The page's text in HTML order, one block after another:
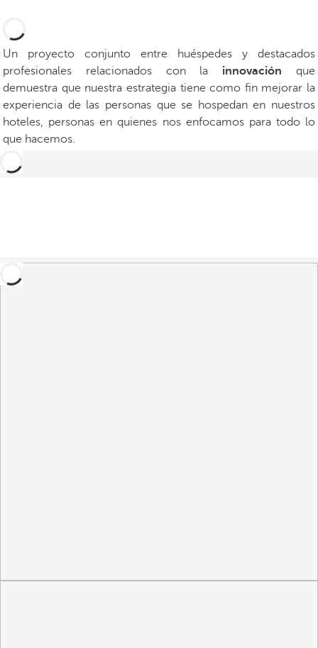
Un proyecto conjunto entre huéspedes y destacados
profesionales relacionados con la innovación que
demuestra que nuestra estrategia tiene como fin mejorar la
experiencia de las personas que se hospedan en nuestros
hoteles, personas en quienes nos enfocamos para todo lo
que hacemos.